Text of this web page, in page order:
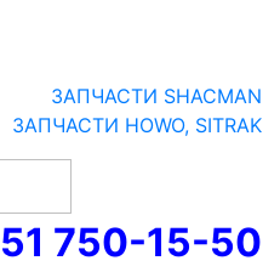
ЗАПЧАСТИ SHACMAN
ЗАПЧАСТИ HOWO, SITRAK
750-15-50